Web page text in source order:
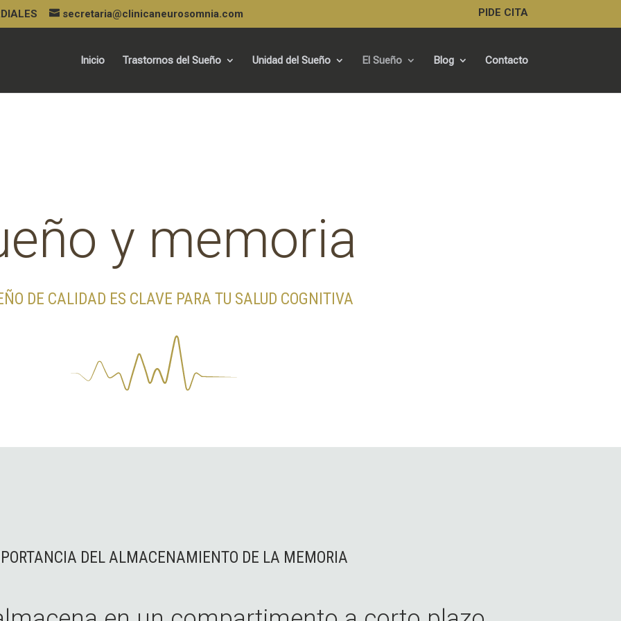
secretaria@clinicaneurosomnia.com PIDE CITA
Inicio Trastornos del Sueño Unidad del Sueño El Sueño Blog Contacto
y memoria
DE CALIDAD ES CLAVE PARA TU SALUD COGNITIVA
DEL ALMACENAMIENTO DE LA MEMORIA